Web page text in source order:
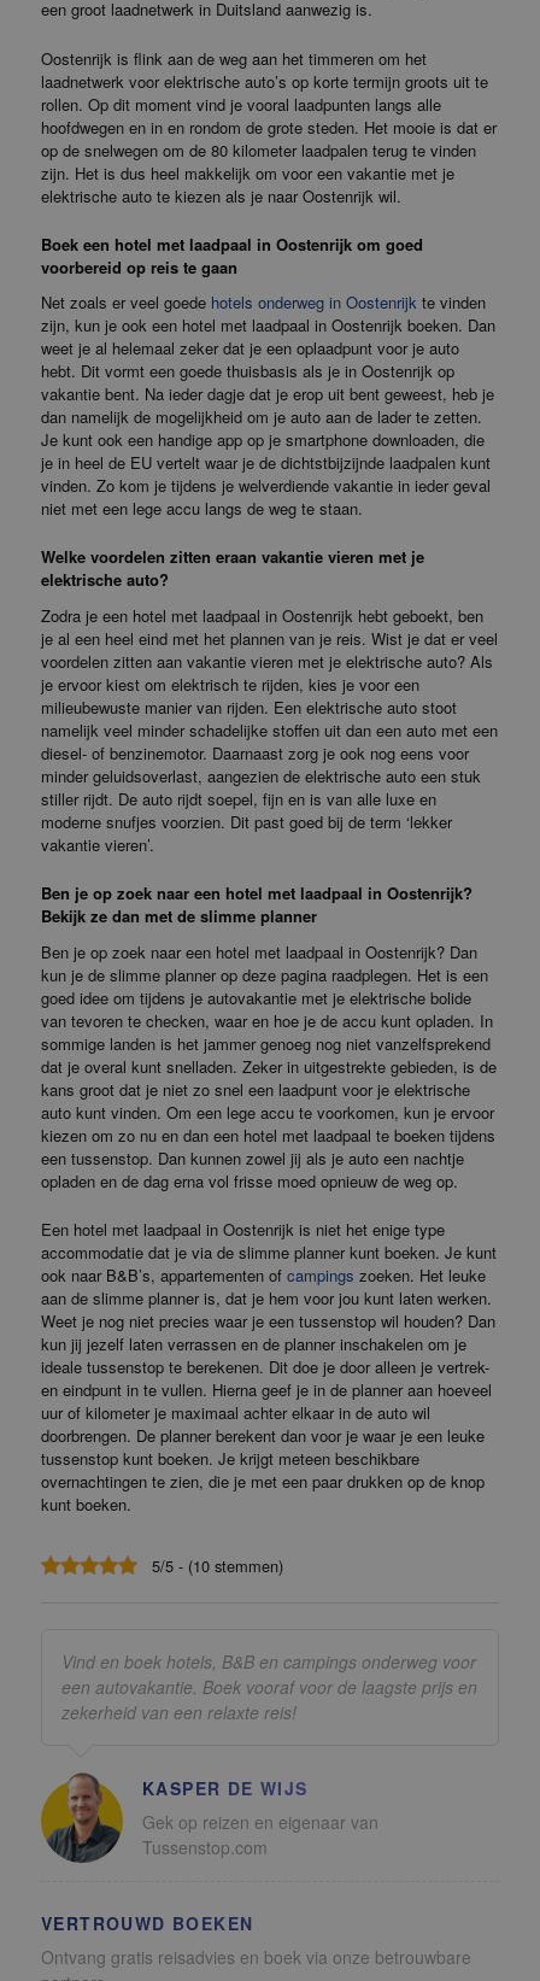
een groot laadnetwerk in Duitsland aanwezig is.
Oostenrijk is flink aan de weg aan het timmeren om het
laadnetwerk voor elektrische auto’s op korte termijn groots uit te
rollen. Op dit moment vind je vooral laadpunten langs alle
hoofdwegen en in en rondom de grote steden. Het mooie is dat er
op de snelwegen om de 80 kilometer laadpalen terug te vinden
zijn. Het is dus heel makkelijk om voor een vakantie met je
elektrische auto te kiezen als je naar Oostenrijk wil.
Boek een hotel met laadpaal in Oostenrijk om goed
voorbereid op reis te gaan
Net zoals er veel goede hotels onderweg in Oostenrijk te vinden
zijn, kun je ook een hotel met laadpaal in Oostenrijk boeken. Dan
weet je al helemaal zeker dat je een oplaadpunt voor je auto
hebt. Dit vormt een goede thuisbasis als je in Oostenrijk op
vakantie bent. Na ieder dagje dat je erop uit bent geweest, heb je
dan namelijk de mogelijkheid om je auto aan de lader te zetten.
Je kunt ook een handige app op je smartphone downloaden, die
je in heel de EU vertelt waar je de dichtstbijzijnde laadpalen kunt
vinden. Zo kom je tijdens je welverdiende vakantie in ieder geval
niet met een lege accu langs de weg te staan.
Welke voordelen zitten eraan vakantie vieren met je
elektrische auto?
Zodra je een hotel met laadpaal in Oostenrijk hebt geboekt, ben
je al een heel eind met het plannen van je reis. Wist je dat er veel
voordelen zitten aan vakantie vieren met je elektrische auto? Als
je ervoor kiest om elektrisch te rijden, kies je voor een
milieubewuste manier van rijden. Een elektrische auto stoot
namelijk veel minder schadelijke stoffen uit dan een auto met een
diesel- of benzinemotor. Daarnaast zorg je ook nog eens voor
minder geluidsoverlast, aangezien de elektrische auto een stuk
stiller rijdt. De auto rijdt soepel, fijn en is van alle luxe en
moderne snufjes voorzien. Dit past goed bij de term ‘lekker
vakantie vieren’.
Ben je op zoek naar een hotel met laadpaal in Oostenrijk?
Bekijk ze dan met de slimme planner
Ben je op zoek naar een hotel met laadpaal in Oostenrijk? Dan
kun je de slimme planner op deze pagina raadplegen. Het is een
goed idee om tijdens je autovakantie met je elektrische bolide
van tevoren te checken, waar en hoe je de accu kunt opladen. In
sommige landen is het jammer genoeg nog niet vanzelfsprekend
dat je overal kunt snelladen. Zeker in uitgestrekte gebieden, is de
kans groot dat je niet zo snel een laadpunt voor je elektrische
auto kunt vinden. Om een lege accu te voorkomen, kun je ervoor
kiezen om zo nu en dan een hotel met laadpaal te boeken tijdens
een tussenstop. Dan kunnen zowel jij als je auto een nachtje
opladen en de dag erna vol frisse moed opnieuw de weg op.
Een hotel met laadpaal in Oostenrijk is niet het enige type
accommodatie dat je via de slimme planner kunt boeken. Je kunt
ook naar B&B’s, appartementen ofcampings zoeken. Het leuke
aan de slimme planner is, dat je hem voor jou kunt laten werken.
Weet je nog niet precies waar je een tussenstop wil houden? Dan
kun jij jezelf laten verrassen en de planner inschakelen om je
ideale tussenstop te berekenen. Dit doe je door alleen je vertrek-
en eindpunt in te vullen. Hierna geef je in de planner aan hoeveel
uur of kilometer je maximaal achter elkaar in de auto wil
doorbrengen. De planner berekent dan voor je waar je een leuke
tussenstop kunt boeken. Je krijgt meteen beschikbare
overnachtingen te zien, die je met een paar drukken op de knop
kunt boeken.
5/5 - (10 stemmen)
Vind en boek hotels, B&B en campings onderweg voor
een autovakantie. Boek vooraf voor de laagste prijs en
zekerheid van een relaxte reis!
KASPER DE WIJS
Gek op reizen en eigenaar van
Tussenstop.com
VERTROUWD BOEKEN
Ontvang gratis reisadvies en boek via onze betrouwbare